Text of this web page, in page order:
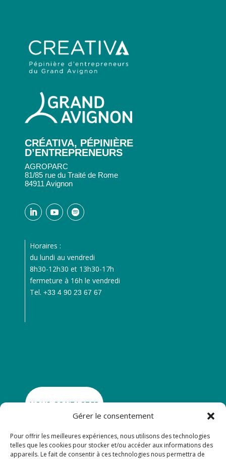
Gérer le consentement
Pour offrir les meilleures expériences, nous utilisons des technologies
telles que les cookies pour stocker et/ou accéder aux informations des
appareils. Le fait de consentir à ces technologies nous permettra de
CRÉATIVA, PÉPINIÈRE
D’ENTREPRENEURS
AGROPARC
81/85 rue du Traité de Rome
84911 Avignon
Horaires :
du lundi au vendredi
8h30-12h30 et 13h30-17h
fermeture à 16h le vendredi
Tel. +33 4 90 23 67 67
NOUS CONTACTER
 SE RENDRE À CRÉATIVA